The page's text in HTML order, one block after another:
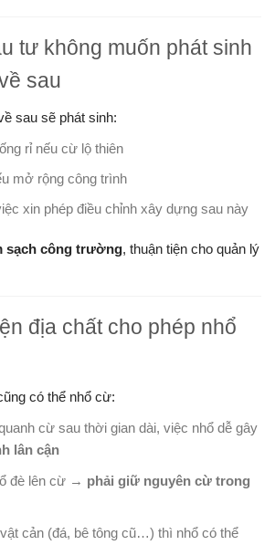
tư không muốn phát sinh
sau
sau sẽ phát sinh:
rỉ nếu cừ lộ thiên
mở rộng công trình
xin phép điều chỉnh xây dựng sau này
sạch công trường, thuận tiện cho quản lý
địa chất cho phép nhổ
có thể nhổ cừ:
cừ sau thời gian dài, việc nhổ dễ gây
lân cận
đè lên cừ → phải giữ nguyên cừ trong
cản (đá, bê tông cũ…) thì nhổ có thể